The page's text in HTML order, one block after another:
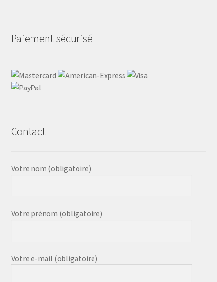
Paiement sécurisé
Contact
Votre nom (obligatoire)
Votre prénom (obligatoire)
Votre e-mail (obligatoire)